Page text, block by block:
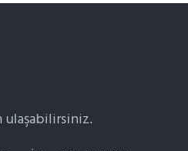
ulaşabilirsiniz.